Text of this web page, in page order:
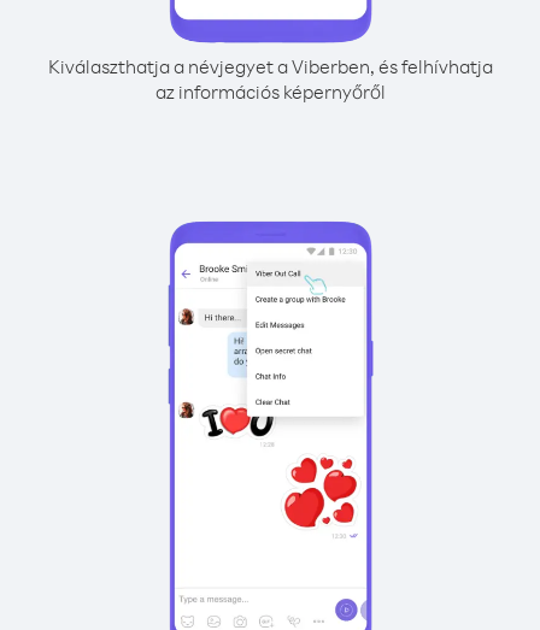
Kiválaszthatja a névjegyet a Viberben, és felhívhatja
az információs képernyőről